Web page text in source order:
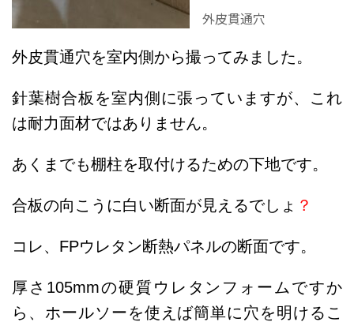
外皮貫通穴
外皮貫通穴を室内側から撮ってみました。
針葉樹合板を室内側に張っていますが、これ
は耐力面材ではありません。
あくまでも棚柱を取付けるための下地です。
合板の向こうに白い断面が見えるでしょ ？
コレ、FPウレタン断熱パネルの断面です。
厚さ105mmの硬質ウレタンフォームですか
ら、ホールソーを使えば簡単に穴を明けるこ